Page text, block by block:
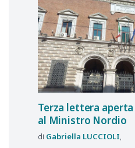
Terza lettera aperta
al Ministro Nordio
Gabriella LUCCIOLI